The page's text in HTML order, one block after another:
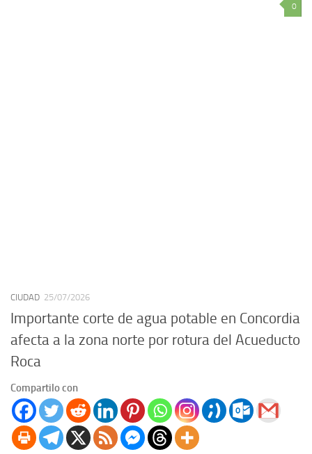
0
CIUDAD 25/07/2026
Importante corte de agua potable en Concordia
afecta a la zona norte por rotura del Acueducto
Roca
Compartilo con